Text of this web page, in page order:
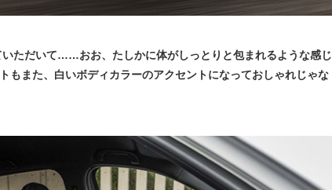
ただいて……おお、たしかに体がしっとりと包まれるような感じ
もまた、白いボディカラーのアクセントになっておしゃれじゃな